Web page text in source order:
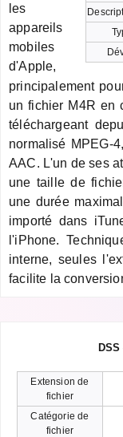
les
appareils
mobiles
d'Apple,
principalement
un fichier M4R en
téléchargeant
normalisé MPEG-
AAC. L'un de ses
une taille de
une durée
importé dans
l'iPhone.
interne, seules
facilite la
Extension de
fichier
Catégorie de
fichier